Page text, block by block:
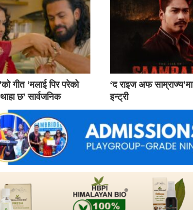
गीत ‘मलाई पिर परेको
छ’ सार्वजनिक
‘द राइज अफ
इन्ट्री